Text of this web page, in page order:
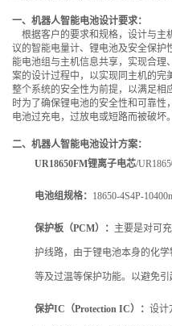
一、机器人智能电池设计要求：
根据客户的要求和规格，设计与主
议的智能电量计、锂电池及安全保护
能电池组与主机信息共享，实现合
案的设计过程中，以实现同主机的完
整个系统的安全性为前提，以满足相
时为了确保锂电池的安全性和可靠性
电池过充电，过放电或短路而被破坏。
二、机器人智能电池设计方案：
UR18650FM锂离子电芯/
电池组规格： 18650-4S4P-
保护板（PCM）： 主要是对可
护线路，由于锂电池本身的化
等及过温等保护功能。以避免引
保护IC（Protection IC）： 设计